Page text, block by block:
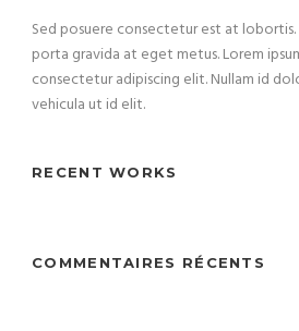
Sed posuere consectetur est at
porta gravida at eget metus. Lorem
consectetur adipiscing elit. Nullam id
vehicula ut id elit.
RECENT WORKS
COMMENTAIRES RÉCENTS